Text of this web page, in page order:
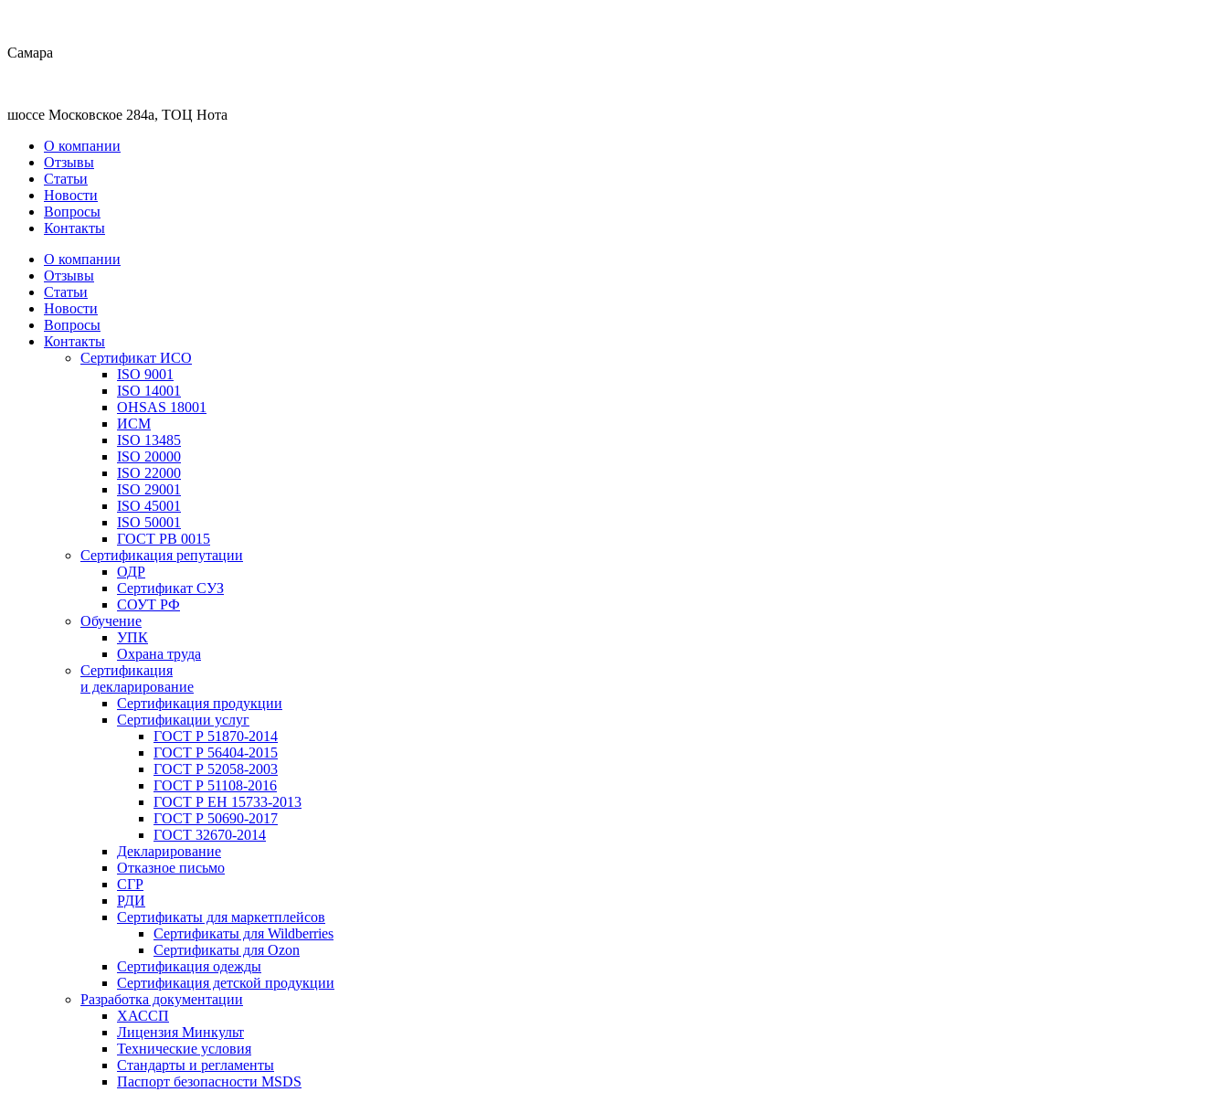
Самара
шоссе Московское 284а, ТОЦ Нота
О компании
Отзывы
Статьи
Новости
Вопросы
Контакты
О компании
Отзывы
Статьи
Новости
Вопросы
Контакты
Сертификат ИСО
ISO 9001
ISO 14001
OHSAS 18001
ИСМ
ISO 13485
ISO 20000
ISO 22000
ISO 29001
ISO 45001
ISO 50001
ГОСТ РВ 0015
Сертификация репутации
ОДР
Сертификат СУЗ
СОУТ РФ
Обучение
УПК
Охрана труда
Сертификация
и декларирование
Сертификация продукции
Сертификации услуг
ГОСТ Р 51870-2014
ГОСТ Р 56404-2015
ГОСТ Р 52058-2003
ГОСТ Р 51108-2016
ГОСТ Р ЕН 15733-2013
ГОСТ Р 50690-2017
ГОСТ 32670-2014
Декларирование
Отказное письмо
СГР
РДИ
Сертификаты для маркетплейсов
Сертификаты для Wildberries
Сертификаты для Ozon
Сертификация одежды
Сертификация детской продукции
Разработка документации
ХАССП
Лицензия Минкульт
Технические условия
Стандарты и регламенты
Паспорт безопасности MSDS